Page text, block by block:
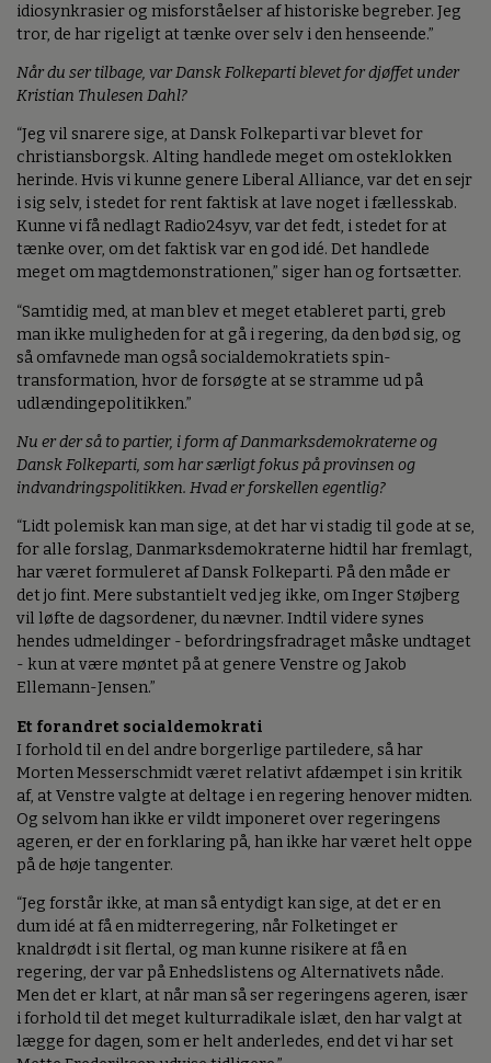
idiosynkrasier og misforståelser af historiske begreber. Jeg
tror, de har rigeligt at tænke over selv i den henseende.”
Når du ser tilbage, var Dansk Folkeparti blevet for djøffet under
Kristian Thulesen Dahl?
“Jeg vil snarere sige, at Dansk Folkeparti var blevet for
christiansborgsk. Alting handlede meget om osteklokken
herinde. Hvis vi kunne genere Liberal Alliance, var det en sejr
i sig selv, i stedet for rent faktisk at lave noget i fællesskab.
Kunne vi få nedlagt Radio24syv, var det fedt, i stedet for at
tænke over, om det faktisk var en god idé. Det handlede
meget om magtdemonstrationen,” siger han og fortsætter.
“Samtidig med, at man blev et meget etableret parti, greb
man ikke muligheden for at gå i regering, da den bød sig, og
så omfavnede man også socialdemokratiets spin-
transformation, hvor de forsøgte at se stramme ud på
udlændingepolitikken.”
Nu er der så to partier, i form af Danmarksdemokraterne og
Dansk Folkeparti, som har særligt fokus på provinsen og
indvandringspolitikken. Hvad er forskellen egentlig?
“Lidt polemisk kan man sige, at det har vi stadig til gode at se,
for alle forslag, Danmarksdemokraterne hidtil har fremlagt,
har været formuleret af Dansk Folkeparti. På den måde er
det jo fint. Mere substantielt ved jeg ikke, om Inger Støjberg
vil løfte de dagsordener, du nævner. Indtil videre synes
hendes udmeldinger - befordringsfradraget måske undtaget
- kun at være møntet på at genere Venstre og Jakob
Ellemann-Jensen.”
Et forandret socialdemokrati
I forhold til en del andre borgerlige partiledere, så har
Morten Messerschmidt været relativt afdæmpet i sin kritik
af, at Venstre valgte at deltage i en regering henover midten.
Og selvom han ikke er vildt imponeret over regeringens
ageren, er der en forklaring på, han ikke har været helt oppe
på de høje tangenter.
“Jeg forstår ikke, at man så entydigt kan sige, at det er en
dum idé at få en midterregering, når Folketinget er
knaldrødt i sit flertal, og man kunne risikere at få en
regering, der var på Enhedslistens og Alternativets nåde.
Men det er klart, at når man så ser regeringens ageren, især
i forhold til det meget kulturradikale islæt, den har valgt at
lægge for dagen, som er helt anderledes, end det vi har set